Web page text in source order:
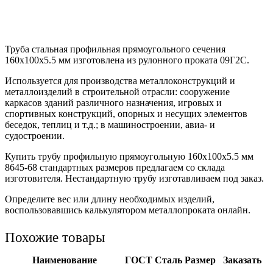
Труба стальная профильная прямоугольного сечения
160х100х5.5 мм изготовлена из рулонного проката 09Г2С.
Используется для производства металлоконструкций и
металлоизделий в строительной отрасли: сооружение
каркасов зданий различного назначения, игровых и
спортивных конструкций, опорных и несущих элементов
беседок, теплиц и т.д.; в машиностроении, авиа- и
судостроении.
Купить трубу профильную прямоугольную 160х100х5.5 мм
8645-68 стандартных размеров предлагаем со склада
изготовителя. Нестандартную трубу изготавливаем под заказ.
Определите вес или длину необходимых изделий,
воспользовавшись калькулятором металлопроката онлайн.
Похожие товары
Наименование ГОСТ Сталь Размер
Заказать